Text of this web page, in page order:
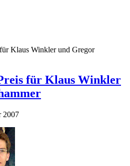
Klaus Winkler und Gregor
für Klaus Winkler
2007